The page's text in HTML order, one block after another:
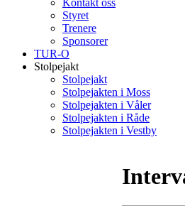
Kontakt oss
Styret
Trenere
Sponsorer
TUR-O
Stolpejakt
Stolpejakt
Stolpejakten i Moss
Stolpejakten i Våler
Stolpejakten i Råde
Stolpejakten i Vestby